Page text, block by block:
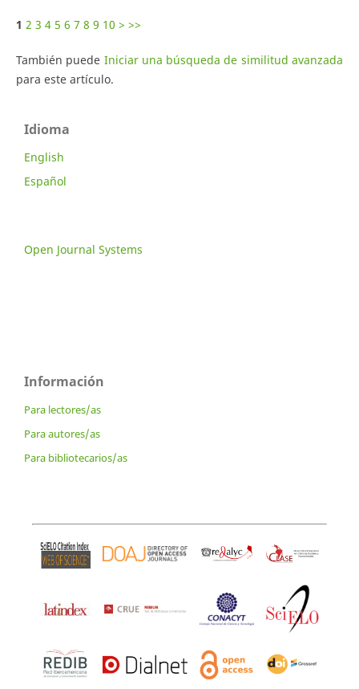
1 2 3 4 5 6 7 8 9 10 > >>
También puede Iniciar una búsqueda de similitud avanzada
para este artículo.
Idioma
English
Español
Open Journal Systems
Información
Para lectores/as
Para autores/as
Para bibliotecarios/as